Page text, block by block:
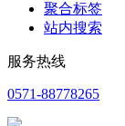
聚合标签
站内搜索
服务热线
0571-88778265